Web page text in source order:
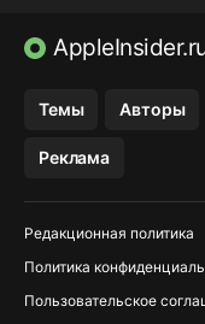
ПРИЛОЖЕНИЯ БЕЗ
Темы Авторы
Реклама
Редакционная политика
Политика
Пользовательское